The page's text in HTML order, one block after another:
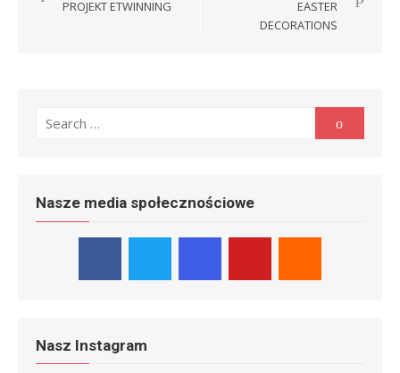
PROJEKT ETWINNING
EASTER
DECORATIONS
for:
Nasze media społecznościowe
Nasz Instagram